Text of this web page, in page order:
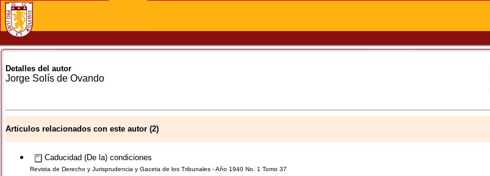
Detalles del autor
Jorge Solís de Ovando
Articulos relacionados con este autor (2)
Caducidad (De la) condiciones
Revista de Derecho y Jurisprudencia y Gaceta de los Tribunales - Año 1940 No. 1 Tomo 37